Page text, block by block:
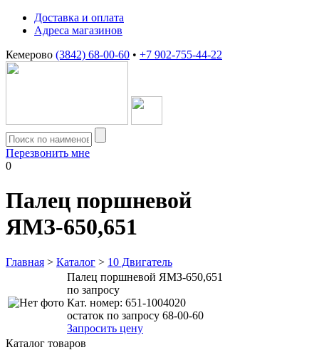
Доставка и оплата
Адреса магазинов
Кемерово (3842) 68-00-60 • +7 902-755-44-22
Перезвонить мне
0
Палец поршневой
ЯМЗ-650,651
Главная > Каталог > 10 Двигатель
Палец поршневой ЯМЗ-650,651
по запросу
Кат. номер: 651-1004020
остаток по запросу 68-00-60
Запросить цену
Каталог товаров